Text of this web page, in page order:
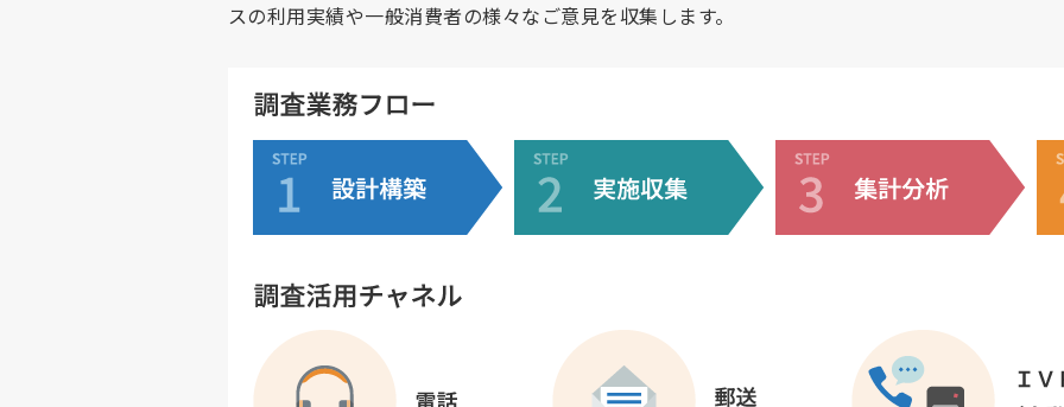
スの利用実績や一般消費者の様々なご意見を収集します。